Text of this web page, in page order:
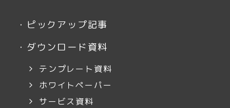
・ ピックアップ記事
・ ダウンロード資料
テンプレート資料
ホワイトペーパー
サービス資料